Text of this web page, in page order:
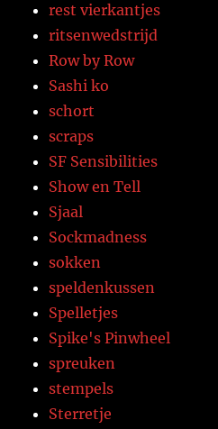
rest vierkantjes
ritsenwedstrijd
Row by Row
Sashi ko
schort
scraps
SF Sensibilities
Show en Tell
Sjaal
Sockmadness
sokken
speldenkussen
Spelletjes
Spike's Pinwheel
spreuken
stempels
Sterretje